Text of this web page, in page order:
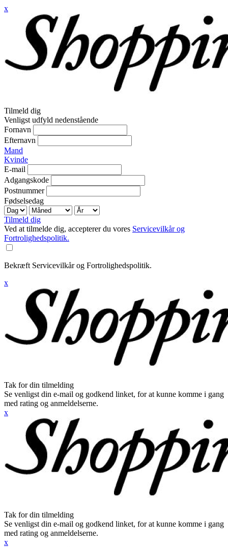
x
Tilmeld dig
Venligst udfyld nedenstående
Fornavn
Efternavn
Mand
Kvinde
E-mail
Adgangskode
Postnummer
Fødselsedag
Tilmeld dig
Ved at tilmelde dig, accepterer du vores Servicevilkår og
Fortrolighedspolitik.
Bekræft Servicevilkår og Fortrolighedspolitik.
x
Tak for din tilmelding
Se venligst din e-mail og godkend linket, for at kunne komme i gang
med rating og anmeldelserne.
x
Tak for din tilmelding
Se venligst din e-mail og godkend linket, for at kunne komme i gang
med rating og anmeldelserne.
x